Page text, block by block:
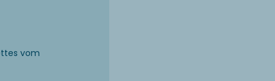
vom